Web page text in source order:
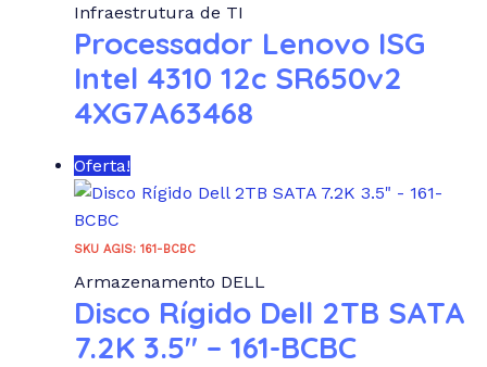
Infraestrutura de TI
Processador Lenovo ISG
Intel 4310 12c SR650v2
4XG7A63468
Oferta!
SKU AGIS: 161-BCBC
Armazenamento DELL
Disco Rígido Dell 2TB SATA
7.2K 3.5″ – 161-BCBC